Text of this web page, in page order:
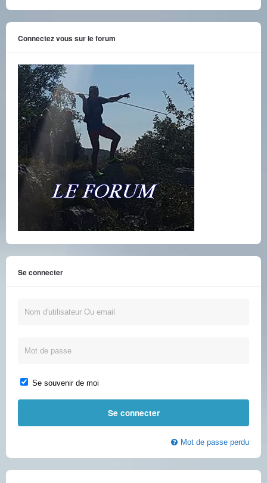
Connectez vous sur le forum
Se connecter
Se souvenir de moi
Mot de passe perdu